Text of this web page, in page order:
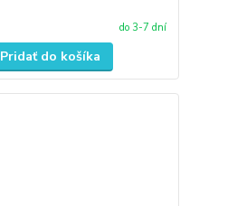
do 3-7 dní
Pridať do košíka